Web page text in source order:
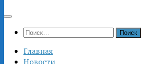
Найти:
Главная
Новости